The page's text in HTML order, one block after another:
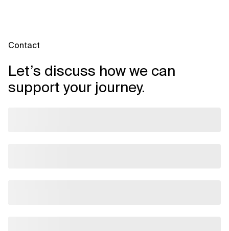
Contact
Let’s discuss how we can
support your journey.